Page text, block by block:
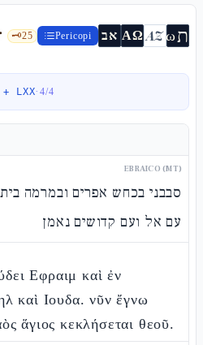
12,1-15 🗝️25 Pericopi אב ΑΩ AZωת
+ LXX·4/4
EBRAICO (MT)
סבבני בכחש אפרים ובמרמה
עם אל ועם קדושים נאמן
Εφραιμ καὶ ἐν
καὶ Ιουδα. νῦν ἔγνω
ἅγιος κεκλήσεται θεοῦ.